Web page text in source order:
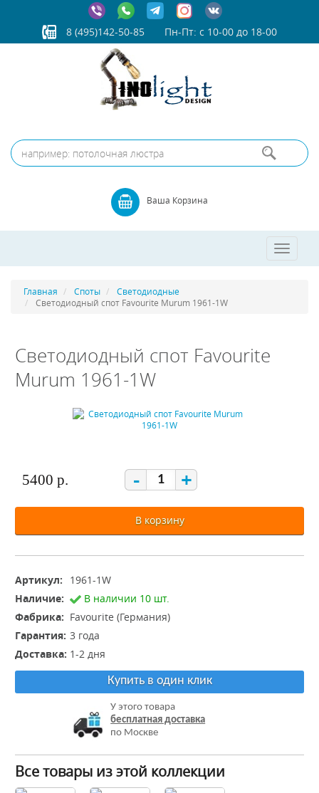
8 (495)142-50-85 Пн-Пт: с 10-00 до 18-00
Ваша Корзина
Toggle
Главная Споты
Светодиодные
Светодиодный спот Favourite Murum 1961-1W
Светодиодный спот Favourite
Murum 1961-1W
5400 р. - +
В корзину
Артикул:
1961-1W
Наличие:
В наличии 10 шт.
Фабрика: Favourite (Германия)
Гарантия: 3 года
Доставка: 1-2 дня
Купить в один клик
У этого товара
бесплатная доставка
по Москве
Все товары из этой коллекции